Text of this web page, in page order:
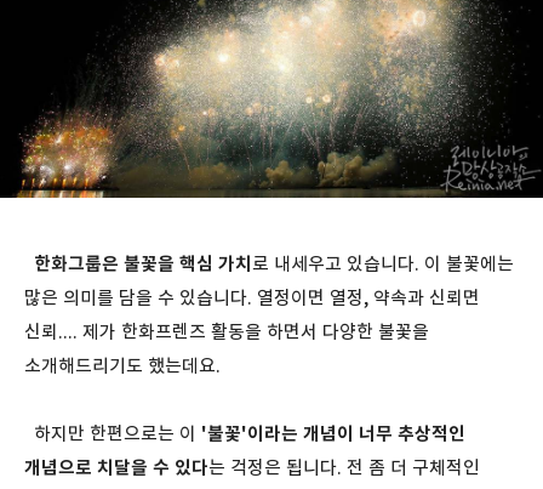
한화그룹은 불꽃을 핵심 가치 로 내세우고 있습니다. 이 불꽃에는
많은 의미를 담을 수 있습니다. 열정이면 열정, 약속과 신뢰면
신뢰.... 제가 한화프렌즈 활동을 하면서 다양한 불꽃을
소개해드리기도 했는데요.
하지만 한편으로는 이 '불꽃'이라는 개념이 너무 추상적인
개념으로 치달을 수 있다는 걱정은 됩니다. 전 좀 더 구체적인